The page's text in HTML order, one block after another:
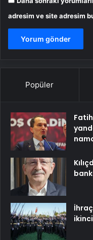
adresim ve site adresim
Popüler